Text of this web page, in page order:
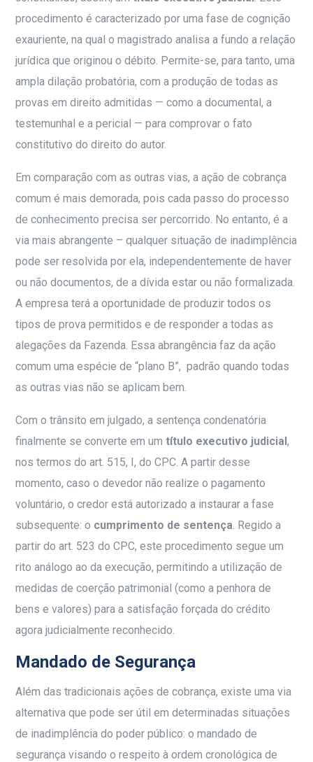
procedimento é caracterizado por uma fase de cognição
exauriente, na qual o magistrado analisa a fundo a relação
jurídica que originou o débito. Permite-se, para tanto, uma
ampla dilação probatória, com a produção de todas as
provas em direito admitidas — como a documental, a
testemunhal e a pericial — para comprovar o fato
constitutivo do direito do autor.
Em comparação com as outras vias, a ação de cobrança
comum é mais demorada, pois cada passo do processo
de conhecimento precisa ser percorrido. No entanto, é a
via mais abrangente – qualquer situação de inadimplência
pode ser resolvida por ela, independentemente de haver
ou não documentos, de a dívida estar ou não formalizada.
A empresa terá a oportunidade de produzir todos os
tipos de prova permitidos e de responder a todas as
alegações da Fazenda. Essa abrangência faz da ação
comum uma espécie de “plano B”, padrão quando todas
as outras vias não se aplicam bem.
Com o trânsito em julgado, a sentença condenatória
finalmente se converte em umtítulo executivo judicial,
nos termos do art. 515, I, do CPC. A partir desse
momento, caso o devedor não realize o pagamento
voluntário, o credor está autorizado a instaurar a fase
subsequente: o cumprimento de sentença. Regido a
partir do art. 523 do CPC, este procedimento segue um
rito análogo ao da execução, permitindo a utilização de
medidas de coerção patrimonial (como a penhora de
bens e valores) para a satisfação forçada do crédito
agora judicialmente reconhecido.
Mandado de Segurança
Além das tradicionais ações de cobrança, existe uma via
alternativa que pode ser útil em determinadas situações
de inadimplência do poder público: o mandado de
segurança visando o respeito à ordem cronológica de